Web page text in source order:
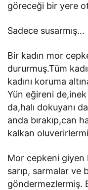
göreceği bir yere
Sadece susarmış…
Bir kadın mor
dururmuş.Tüm
kadını koruma
Yün eğireni de,inek
da,halı dokuyanı
anda bırakıp,can
kalkan
Mor cepkeni giyen
sarıp, sarmalar ve
göndermezlermiş.